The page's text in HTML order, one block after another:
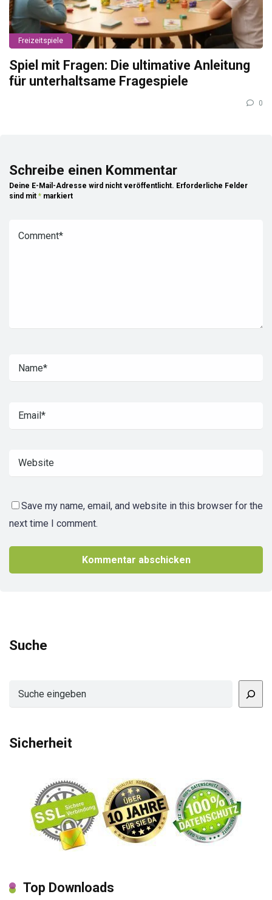
Freizeitspiele
Spiel mit Fragen: Die ultimative Anleitung
für unterhaltsame Fragespiele
0
Schreibe einen Kommentar
Deine E-Mail-Adresse wird nicht veröffentlicht. Erforderliche Felder
sind mit * markiert
Save my name, email, and website in this browser for the
next time I comment.
Suche
Sicherheit
Top Downloads